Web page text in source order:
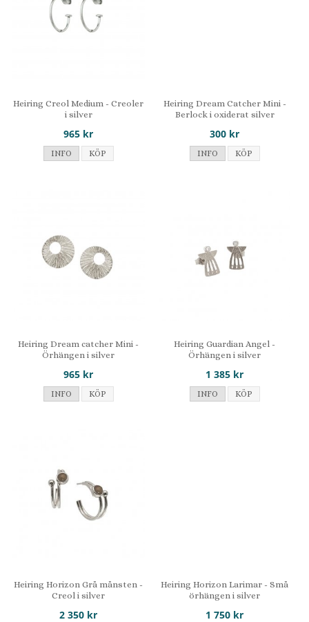
Heiring Creol Medium - Creoler
i silver
965 kr
INFO KÖP
Heiring Dream Catcher Mini -
Berlock i oxiderat silver
300 kr
INFO KÖP
Heiring Dream catcher Mini -
Örhängen i silver
965 kr
INFO KÖP
Heiring Guardian Angel -
Örhängen i silver
1 385 kr
INFO KÖP
Heiring Horizon Grå månsten -
Creol i silver
2 350 kr
Heiring Horizon Larimar - Små
örhängen i silver
1 750 kr